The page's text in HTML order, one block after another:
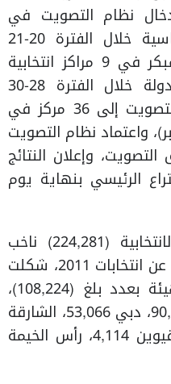
نظام التصويت في
الخارج في 94 بعثة دبلوماسية خلال الفترة 20-21
سبتمبر، وادخال التصويت المبكر في 9 مراكز انتخابية
موزعة في جميع إمارات الدولة خلال الفترة 28-30
سبتمبر، وزيادة عدد مراكز التصويت إلى 36 مركز في
الرئيسي (3 أكتوبر)، واعتماد نظام التصويت
وإعلان النتائج
الرئيسي بنهاية يوم
وبلغ عدد أعضاء الهيئات الانتخابية (224,281) ناخب
بزيادة بلغت ما يقارب (66 %) عن انتخابات 2011، شكلت
الإناث 48 % من إجمالي الهيئة بعدد بلغ (108,224)،
وتوزعت كالتالي: أبوظبي 90,518، دبي 53,066، الشارقة
32,285، عجمان 5,955، أم القيوين 4,114، رأس الخيمة